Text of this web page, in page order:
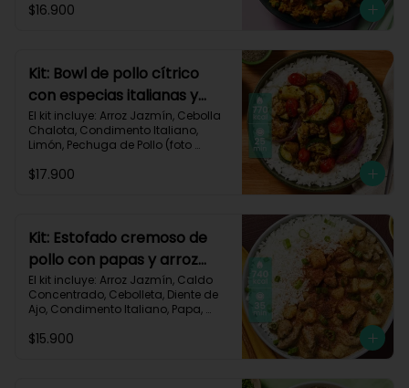
160g/p), Tomate, Receta Impresa.
$16.900
Kit: Bowl de pollo cítrico
con especias italianas y
vegetales asados-135
El kit incluye: Arroz Jazmín, Cebolla
Chalota, Condimento Italiano,
Limón, Pechuga de Pollo (foto
Cherry, Zucchini, Receta Impresa.
$17.900
Kit: Estofado cremoso de
pollo con papas y arroz
jazmín-127
El kit incluye: Arroz Jazmín, Caldo
Concentrado, Cebolleta, Diente de
Ajo, Condimento Italiano, Papa,
160g/p), Queso Crema, Receta
$15.900